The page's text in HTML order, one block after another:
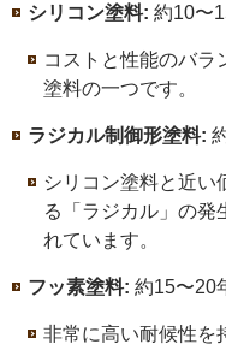
シリコン塗料: 約10〜
コストと性能のバラ
塗料の一つです。
ラジカル制御形塗料:
シリコン塗料と近い
る「ラジカル」の発
れています。
フッ素塗料: 約15〜20
非常に高い耐候性を